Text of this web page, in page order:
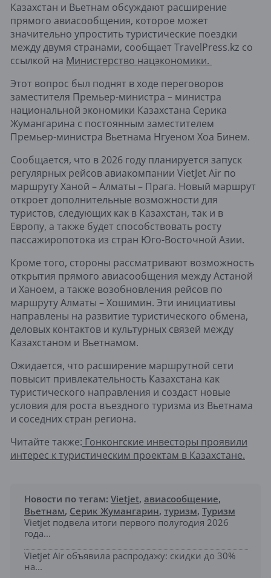
Казахстан и Вьетнам обсуждают расширение
прямого авиасообщения, которое может
значительно упростить туристические поездки
между двумя странами, сообщает TravelPress.kz со
ссылкой на Министерство нацэкономики.
Этот вопрос был поднят в ходе переговоров
заместителя Премьер-министра – министра
национальной экономики Казахстана Серика
Жумангарина с постоянным заместителем
Премьер-министра Вьетнама Нгуеном Хоа Бинем.
Сообщается, что в 2026 году планируется запуск
регулярных рейсов авиакомпании VietJet Air по
маршруту Ханой – Алматы – Прага. Новый маршрут
откроет дополнительные возможности для
туристов, следующих как в Казахстан, так и в
Европу, а также будет способствовать росту
пассажиропотока из стран Юго-Восточной Азии.
Кроме того, стороны рассматривают возможность
открытия прямого авиасообщения между Астаной
и Ханоем, а также возобновления рейсов по
маршруту Алматы – Хошимин. Эти инициативы
направлены на развитие туристического обмена,
деловых контактов и культурных связей между
Казахстаном и Вьетнамом.
Ожидается, что расширение маршрутной сети
повысит привлекательность Казахстана как
туристического направления и создаст новые
условия для роста въездного туризма из Вьетнама
и соседних стран региона.
Читайте также: Гонконгские инвесторы проявили
интерес к туристическим проектам в Казахстане.
Новости по тегам: Vietjet, авиасообщение,
Вьетнам, Серик Жумангарин, туризм, Туризм
Vietjet подвела итоги первого полугодия 2026
года...
Vietjet Air объявила распродажу: скидки до 30%
на...